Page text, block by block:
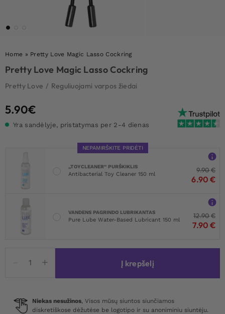
Home » Pretty Love Magic Lasso Cockring
Pretty Love Magic Lasso Cockring
Pretty Love / Reguliuojami varpos žiedai
5.90€
Yra sandėlyje, pristatymas per 2-4 dienas
NEPAMIRŠKITE PRIDĖTI
„TOYCLEANER“ PURŠKIKLIS
Antibacterial Toy Cleaner 150 ml
9.90€
6.90 €
VANDENS PAGRINDO LUBRIKANTAS
Pure Lube Water-Based Lubricant 150 ml
12.90€
7.90 €
kiekis:
Magic
Į krepšelį
Niekas nesužinos, Visos mūsų siuntos siunčiamos
diskretiškose dėžutėse be logotipo ir su anoniminiu siuntėju.